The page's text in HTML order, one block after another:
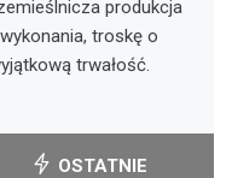
produkcja
troskę o
trwałość.
OSTATNIE